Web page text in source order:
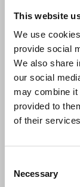
This website
We use
provide social
We also share
our social
may combine it
provided to
of their
Selection
Necessary
al mondo
13/03/2017
Resta